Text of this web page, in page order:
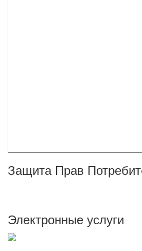
Защита Прав
Электронные услуги